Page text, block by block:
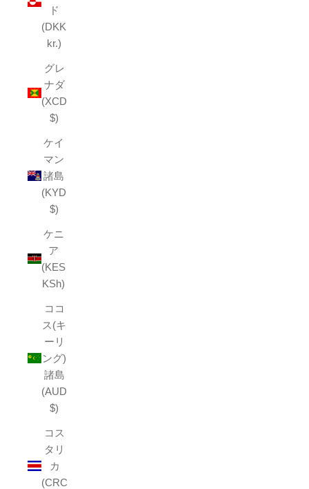
ド
(DKK
kr.)
グレ
ナダ
(XCD
$)
ケイ
マン
諸島
(KYD
$)
ケニ
ア
(KES
KSh)
ココ
ス(キ
ーリ
ング)
諸島
(AUD
$)
コス
タリ
カ
(CRC